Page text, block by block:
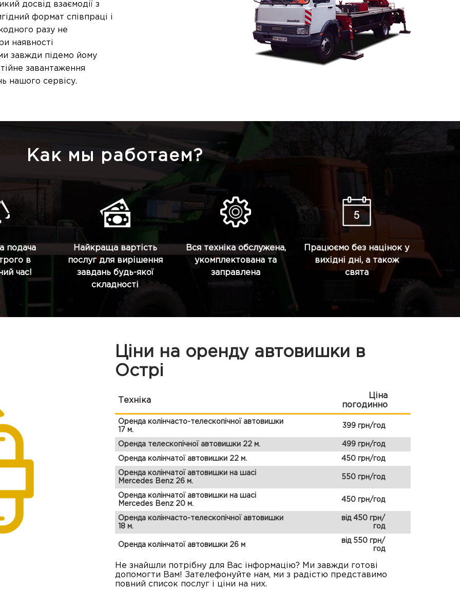
досвід взаємодії з
формат співпраці і
разу не
наявності
завжди підемо йому
завантаження
нашого сервісу.
Как мы работаем?
подача
в
час!
Найкраща вартість
послуг для вирішення
завдань будь-якої
складності
Вся техніка обслужена,
укомплектована та
заправлена
Працюємо без націнок у
вихідні дні, а також
свята
Ціни на оренду автовишки в
Острі
Техніка
Ціна
погодинно
Оренда колінчасто-телескопічної автовишки
17 м.
399 грн/год
Оренда телескопічної автовишки 22 м. 499 грн/год
Оренда колінчатої автовишки 22 м. 450 грн/год
Оренда колінчатої автовишки на шасі
Mercedes Benz 26 м.
550 грн/год
Оренда колінчатої автовишки на шасі
Mercedes Benz 20 м.
450 грн/год
Оренда колінчасто-телескопічної автовишки
18 м.
від 450 грн/
год
Оренда колінчатої автовишки 26 м
від 550 грн/
год
Не знайшли потрібну для Вас інформацію? Ми завжди готові
допомогти Вам! Зателефонуйте нам, ми з радістю представимо
повний список послуг і ціни на них.